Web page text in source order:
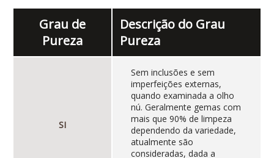
Grau de
Pureza
Descrição do Grau
Pureza
SI
Sem inclusões e sem
imperfeições externas,
quando examinada a olho
nú. Geralmente gemas com
mais que 90% de limpeza
dependendo da variedade,
atualmente são
consideradas, dada a